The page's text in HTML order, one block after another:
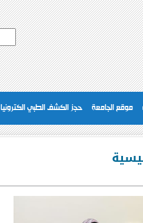
موقع الجامعة حجز الكشف الطبي الكترونيا